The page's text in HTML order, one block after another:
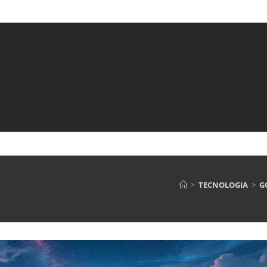
> TECNOLOGIA >